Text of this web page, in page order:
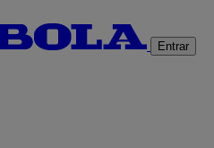
Entrar